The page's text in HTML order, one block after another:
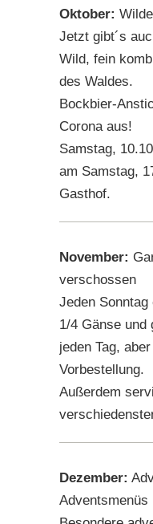
Oktober:
Jetzt gibt´s
Wild, fein
des Waldes.
Bockbier-
Corona aus!
Samstag,
am Samstag,
Gasthof.
November:
verschossen
Jeden Sonntag
1/4 Gänse und
jeden Tag,
Vorbestellung.
Außerdem
Dezember:
Adventsmenüs